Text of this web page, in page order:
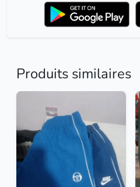
Produits similaires